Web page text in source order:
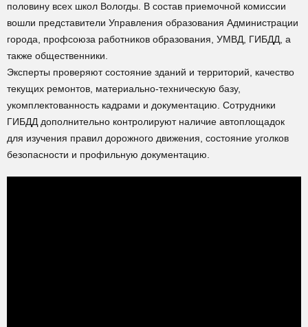
половину всех школ Вологды. В состав приемочной комиссии
вошли представители Управления образования Администрации
города, профсоюза работников образования, УМВД, ГИБДД, а
также общественники.
Эксперты проверяют состояние зданий и территорий, качество
текущих ремонтов, материально-техническую базу,
укомплектованность кадрами и документацию. Сотрудники
ГИБДД дополнительно контролируют наличие автоплощадок
для изучения правил дорожного движения, состояние уголков
безопасности и профильную документацию.